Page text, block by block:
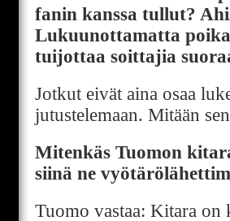
fanin kanssa tullut?
Lukuunottamatta
tuijottaa soittajia
Jotkut eivät aina osaa
jutustelemaan. Mitään
Mitenkäs Tuomon
siinä ne
Tuomo vastaa: Kitara